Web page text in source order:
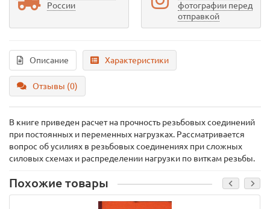
России
фотографии перед
отправкой
Описание Характеристики
Отзывы (0)
В книге приведен расчет на прочность резьбовых соединений
при постоянных и переменных нагрузках. Рассматривается
вопрос об усилиях в резьбовых соединениях при сложных
силовых схемах и распределении нагрузки по виткам резьбы.
Похожие товары